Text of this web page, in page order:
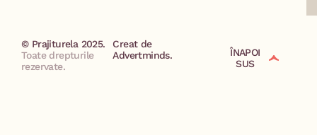
© Prajiturela 2025.
Toate drepturile
rezervate.
Creat de
Advertminds.
ÎNAPOI
SUS